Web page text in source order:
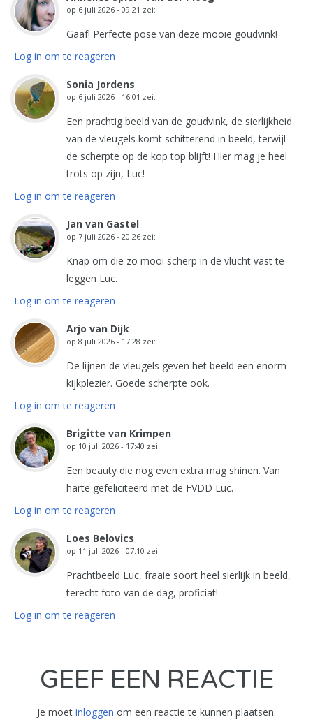
op 6 juli 2026 - 09:21 zei:
Gaaf! Perfecte pose van deze mooie goudvink!
Log in om te reageren
Sonia Jordens
op 6 juli 2026 - 16:01 zei:
Een prachtig beeld van de goudvink, de sierlijkheid
van de vleugels komt schitterend in beeld, terwijl
de scherpte op de kop top blijft! Hier mag je heel
trots op zijn, Luc!
Log in om te reageren
Jan van Gastel
op 7 juli 2026 - 20:26 zei:
Knap om die zo mooi scherp in de vlucht vast te
leggen Luc.
Log in om te reageren
Arjo van Dijk
op 8 juli 2026 - 17:28 zei:
De lijnen de vleugels geven het beeld een enorm
kijkplezier. Goede scherpte ook.
Log in om te reageren
Brigitte van Krimpen
op 10 juli 2026 - 17:40 zei:
Een beauty die nog even extra mag shinen. Van
harte gefeliciteerd met de FVDD Luc.
Log in om te reageren
Loes Belovics
op 11 juli 2026 - 07:10 zei:
Prachtbeeld Luc, fraaie soort heel sierlijk in beeld,
terecht foto van de dag, proficiat!
Log in om te reageren
GEEF EEN REACTIE
Je moet inloggen om een reactie te kunnen plaatsen.